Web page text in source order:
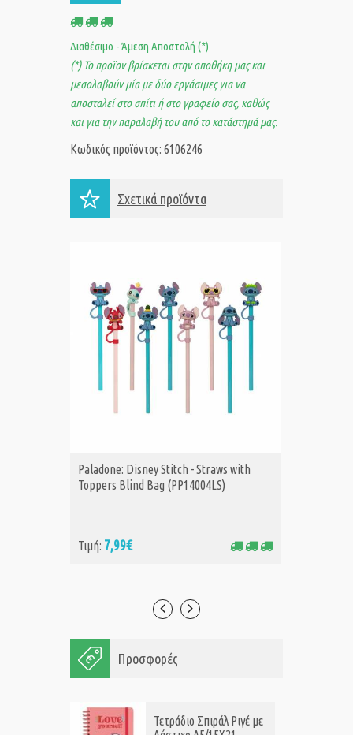
Διαθέσιμο - Άμεση Αποστολή (*)
(*) Το προϊον βρίσκεται στην αποθήκη μας και
μεσολαβούν μία με δύο εργάσιμες για να
αποσταλεί στο σπίτι ή στο γραφείο σας, καθώς
και για την παραλαβή του από το κατάστημά μας.
Κωδικός προϊόντος: 6106246
Σχετικά προϊόντα
ΑΓΟΡΑ
Paladone: Disney Stitch - Straws with
Toppers Blind Bag (PP14004LS)
Τιμή: 7,99€
Προσφορές
Τετράδιο Σπιράλ Ριγέ με